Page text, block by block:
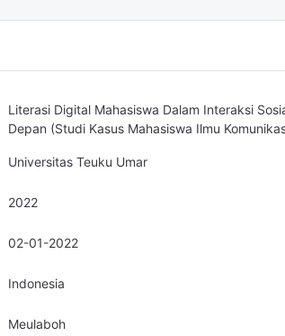
Literasi Digital Mahasiswa Dalam Interaksi
Depan (Studi Kasus Mahasiswa Ilmu
Universitas Teuku Umar
2022
02-01-2022
Indonesia
Meulaboh